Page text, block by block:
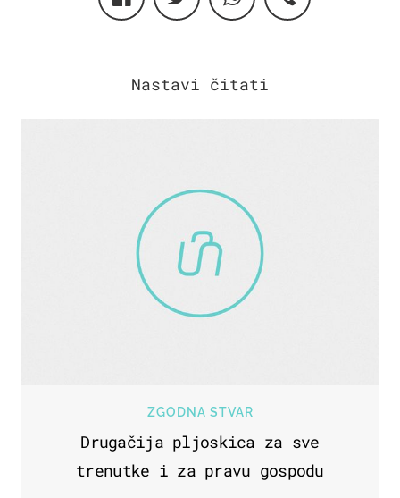
ZGODNA STVAR
Drugačija pljoskica za sve
trenutke i za pravu gospodu